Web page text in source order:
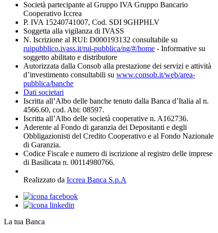
Società partecipante al Gruppo IVA Gruppo Bancario
Cooperativo Iccrea
P. IVA 15240741007, Cod. SDI 9GHPHLV
Soggetta alla vigilanza di IVASS
N. Iscrizione al RUI: D000193132 consultabile su
ruipubblico.ivass.it/rui-pubblica/ng/#/home - Informative su
soggetto abilitato e distributore
Autorizzata dalla Consob alla prestazione dei servizi e attività
d’investimento consultabili su www.consob.it/web/area-
pubblica/banche
Dati societari
Iscritta all’Albo delle banche tenuto dalla Banca d’Italia al n.
4566.60, cod. Abi: 08597.
Iscritta all’Albo delle società cooperative n. A162736.
Aderente al Fondo di garanzia dei Depositanti e degli
Obbligazionisti del Credito Cooperativo e al Fondo Nazionale
di Garanzia.
Codice Fiscale e numero di iscrizione al registro delle imprese
di Basilicata n. 00114980766.
Realizzato da Iccrea Banca S.p.A
La tua Banca